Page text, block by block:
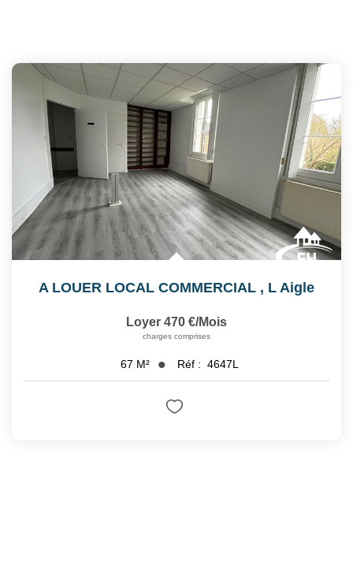
A LOUER LOCAL COMMERCIAL , L Aigle
Loyer 470 €/mois
charges comprises
67 M² Réf : 4647L